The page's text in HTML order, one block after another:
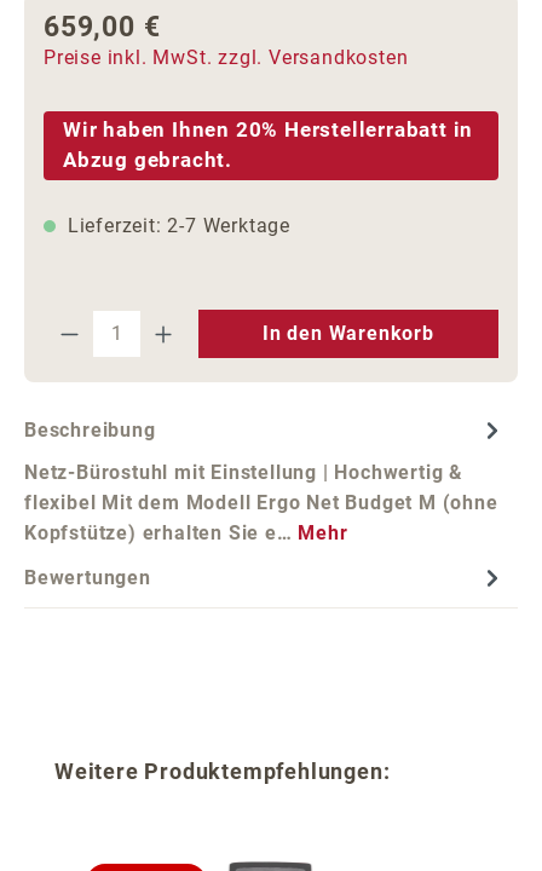
Regulärer Preis:
659,00 €
Preise inkl. MwSt. zzgl. Versandkosten
Wir haben Ihnen 20% Herstellerrabatt in
Abzug gebracht.
Lieferzeit: 2-7 Werktage
Produkt Anzahl: Gib den
In den Warenkorb
Beschreibung
Netz-Bürostuhl mit Einstellung | Hochwertig &
flexibel Mit dem Modell Ergo Net Budget M (ohne
Kopfstütze) erhalten Sie e… Mehr
Bewertungen
Produktgalerie überspringen
Weitere Produktempfehlungen: